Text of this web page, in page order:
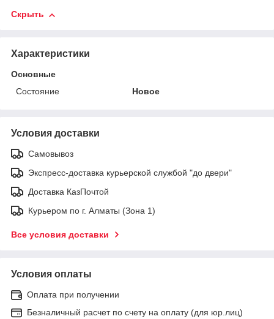
Скрыть
Характеристики
Основные
Состояние
Новое
Условия доставки
Самовывоз
Экспресс-доставка курьерской службой "до двери"
Доставка КазПочтой
Курьером по г. Алматы (Зона 1)
Все условия доставки
Условия оплаты
Оплата при получении
Безналичный расчет по счету на оплату (для юр.лиц)